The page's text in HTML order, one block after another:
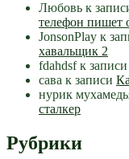
Любовь к
телефон пишет
JonsonPlay к
хавальщик 2
fdahdsfк записи
сава к записи
нурик
сталкер
Рубрики